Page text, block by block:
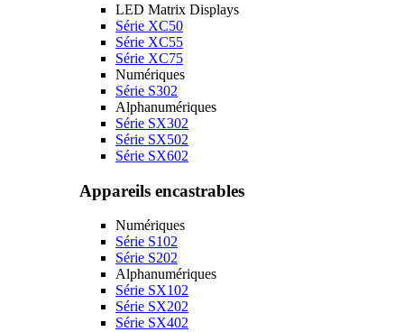
LED Matrix Displays
Série XC50
Série XC55
Série XC75
Numériques
Série S302
Alphanumériques
Série SX302
Série SX502
Série SX602
Appareils encastrables
Numériques
Série S102
Série S202
Alphanumériques
Série SX102
Série SX202
Série SX402